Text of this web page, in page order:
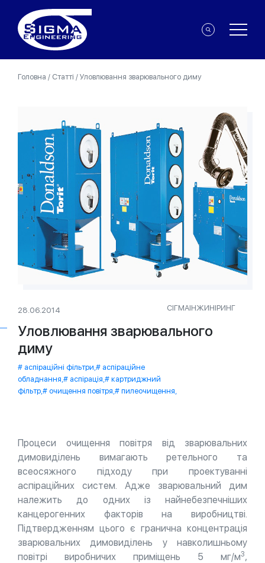
Головна / Статті / Уловлювання зварювального диму
28.06.2014 СІГМАІНЖИНІРИНГ
Уловлювання зварювального
диму
аспіраційні фільтри,
аспіраційне
обладнання, аспірація,
картриджний
фільтр, очищення повітря, пилеочищення,
Процеси очищення повітря від зварювальних
димовиділень вимагають ретельного та
всеосяжного підходу при проектуванні
аспіраційних систем. Адже зварювальний дим
належить до одних із найнебезпечніших
канцерогенних факторів на виробництві.
Підтвердженням цього є гранична концентрація
зварювальних димовиділень у навколишньому
повітрі виробничих приміщень 5 мг/м3,